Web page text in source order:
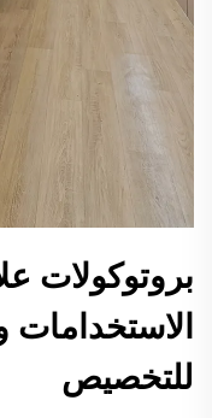
بروتوكولات
الاستخدامات
للتخصيص